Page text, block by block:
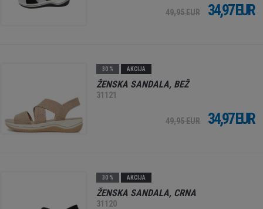
49,95 EUR 34,97 EUR
30 % AKCIJA
ŽENSKA SANDALA, BEŽ
31121
49,95 EUR 34,97 EUR
30 % AKCIJA
ŽENSKA SANDALA, CRNA
31120